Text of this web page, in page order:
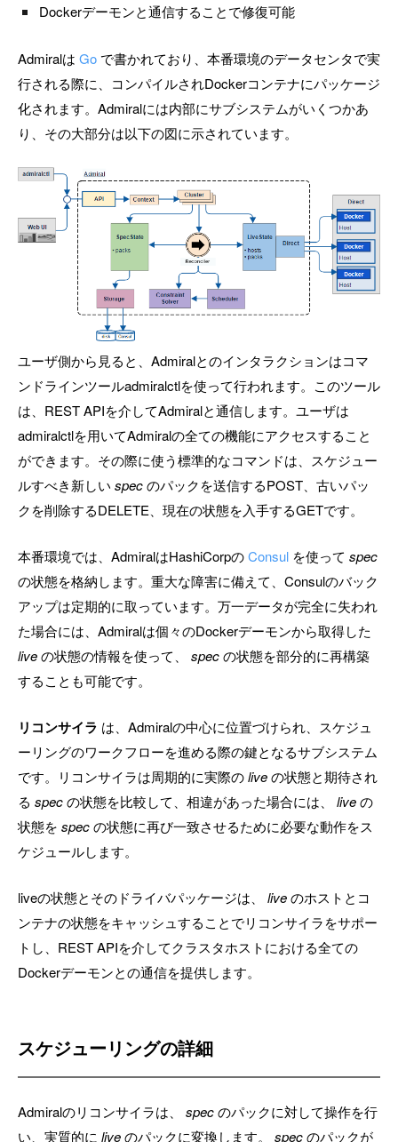
Dockerデーモンと通信することで修復可能
Admiralは Go で書かれており、本番環境のデータセンタで実
行される際に、コンパイルされDockerコンテナにパッケージ
化されます。Admiralには内部にサブシステムがいくつかあ
り、その大部分は以下の図に示されています。
ユーザ側から見ると、Admiralとのインタラクションはコマ
ンドラインツールadmiralctlを使って行われます。このツール
は、REST APIを介してAdmiralと通信します。ユーザは
admiralctlを用いてAdmiralの全ての機能にアクセスすること
ができます。その際に使う標準的なコマンドは、スケジュー
ルすべき新しい specのパックを送信するPOST、古いパッ
クを削除するDELETE、現在の状態を入手するGETです。
本番環境では、AdmiralはHashiCorpのConsul を使って spec
の状態を格納します。重大な障害に備えて、Consulのバック
アップは定期的に取っています。万一データが完全に失われ
た場合には、Admiralは個々のDockerデーモンから取得した
liveの状態の情報を使って、 specの状態を部分的に再構築
することも可能です。
リコンサイラ は、Admiralの中心に位置づけられ、スケジュ
ーリングのワークフローを進める際の鍵となるサブシステム
です。リコンサイラは周期的に実際のliveの状態と期待され
る specの状態を比較して、相違があった場合には、 liveの
状態を specの状態に再び一致させるために必要な動作をス
ケジュールします。
liveの状態とそのドライバパッケージは、 liveのホストとコ
ンテナの状態をキャッシュすることでリコンサイラをサポー
トし、REST APIを介してクラスタホストにおける全ての
Dockerデーモンとの通信を提供します。
スケジューリングの詳細
Admiralのリコンサイラは、 specのパックに対して操作を行
い、実質的に liveのパックに変換します。 specのパックが